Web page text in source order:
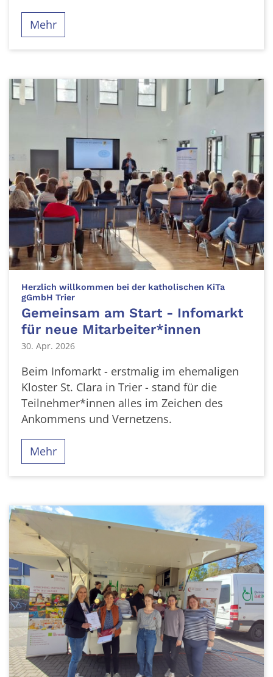
Mehr
Herzlich willkommen bei der katholischen KiTa
gGmbH Trier:
Gemeinsam am Start - Infomarkt
für neue Mitarbeiter*innen
30. Apr. 2026
Beim Infomarkt - erstmalig im ehemaligen
Kloster St. Clara in Trier - stand für die
Teilnehmer*innen alles im Zeichen des
Ankommens und Vernetzens.
Mehr